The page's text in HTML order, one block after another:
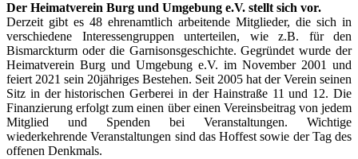
Der Heimatverein Burg und Umgebung e.V. stellt sich vor.
Derzeit gibt es 48 ehrenamtlich arbeitende Mitglieder, die sich in
verschiedene Interessengruppen unterteilen, wie z.B. für den
Bismarckturm oder die Garnisonsgeschichte. Gegründet wurde der
Heimatverein Burg und Umgebung e.V. im November 2001 und
feiert 2021 sein 20jähriges Bestehen. Seit 2005 hat der Verein seinen
Sitz in der historischen Gerberei in der Hainstraße 11 und 12. Die
Finanzierung erfolgt zum einen über einen Vereinsbeitrag von jedem
Mitglied und Spenden bei Veranstaltungen. Wichtige
wiederkehrende Veranstaltungen sind das Hoffest sowie der Tag des
offenen Denkmals.